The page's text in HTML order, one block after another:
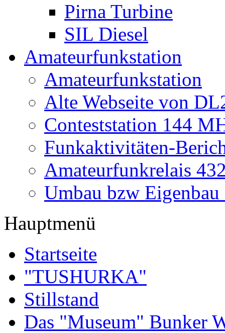
Pirna Turbine
SIL Diesel
Amateurfunkstation
Amateurfunkstation
Alte Webseite von
Conteststation 144
Funkaktivitäten-
Amateurfunkrelais
Umbau bzw
Hauptmenü
Startseite
"TUSHURKA"
Stillstand
Das "Museum" Bunker